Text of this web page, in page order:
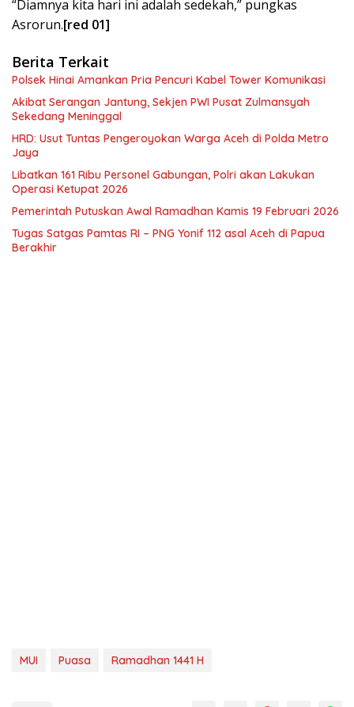
“Diamnya kita hari ini adalah sedekah,” pungkas
Asrorun.[red 01]
Berita Terkait
Polsek Hinai Amankan Pria Pencuri Kabel Tower Komunikasi
Akibat Serangan Jantung, Sekjen PWI Pusat Zulmansyah
Sekedang Meninggal
HRD: Usut Tuntas Pengeroyokan Warga Aceh di Polda Metro
Jaya
Libatkan 161 Ribu Personel Gabungan, Polri akan Lakukan
Operasi Ketupat 2026
Pemerintah Putuskan Awal Ramadhan Kamis 19 Februari 2026
Tugas Satgas Pamtas RI – PNG Yonif 112 asal Aceh di Papua
Berakhir
MUI Puasa Ramadhan 1441 H